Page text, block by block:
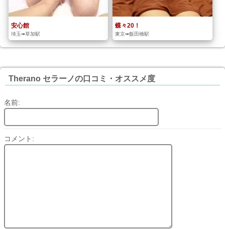
安心館
埼玉➠草加駅
蝶々20！
東京➠飯田橋駅
Therano セラーノの口コミ・オススメ度
名前:
コメント: